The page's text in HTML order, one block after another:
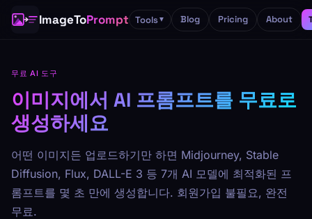
ImageToPrompt Tools▼ Blog Pricing About
무료 AI 도구
이미지에서 AI 프롬프트를 무료로
생성하세요
어떤 이미지든 업로드하기만 하면 Midjourney, Stable
Diffusion, Flux, DALL-E 3 등 7개 AI 모델에 최적화된 프
롬프트를 몇 초 만에 생성합니다. 회원가입 불필요, 완전
무료.